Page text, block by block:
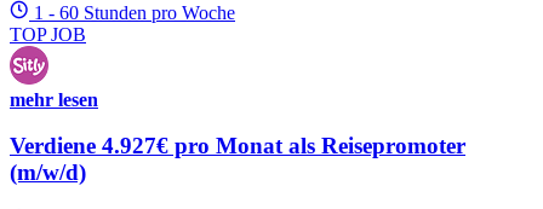
1 - 60 Stunden pro Woche
TOP JOB
mehr lesen
Verdiene 4.927€ pro Monat als Reisepromoter
(m/w/d)